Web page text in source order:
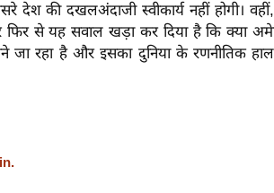
देश की दखलअंदाजी स्वीकार्य नहीं होगी।
फिर से यह सवाल खड़ा कर दिया है कि क्या
जा रहा है और इसका दुनिया के रणनीतिक